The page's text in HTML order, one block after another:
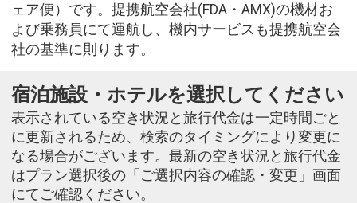
ェア便）です。提携航空会社(FDA・AMX)の機材お
よび乗務員にて運航し、機内サービスも提携航空会
社の基準に則ります。
宿泊施設・ホテルを選択してください
表示されている空き状況と旅行代金は一定時間ごと
に更新されるため、検索のタイミングにより変更に
なる場合がございます。最新の空き状況と旅行代金
はプラン選択後の「ご選択内容の確認・変更」画面
にてご確認ください。